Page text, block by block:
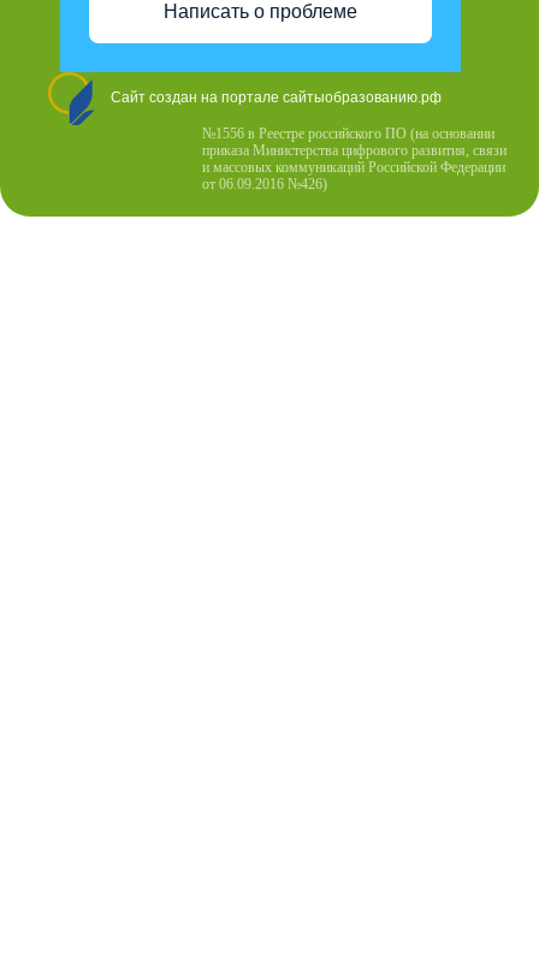
Написать о проблеме
Сайт создан на портале сайтыобразованию.рф
№1556 в Реестре российского ПО (на основании
приказа Министерства цифрового развития, связи
и массовых коммуникаций Российской Федерации
от 06.09.2016 №426)